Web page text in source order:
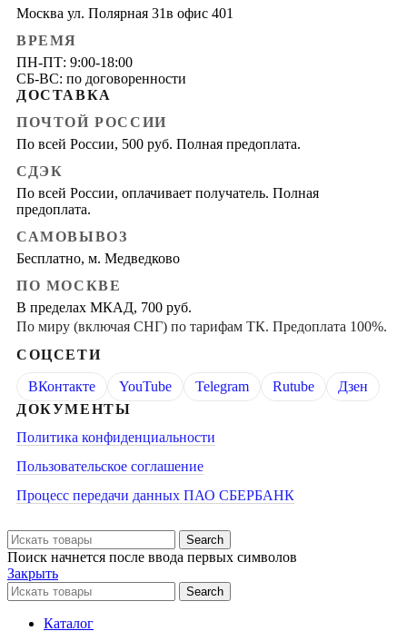
Москва ул. Полярная 31в офис 401
ВРЕМЯ
ПН-ПТ: 9:00-18:00
СБ-ВС: по договоренности
ДОСТАВКА
ПОЧТОЙ РОССИИ
По всей России, 500 руб. Полная предоплата.
СДЭК
По всей России, оплачивает получатель. Полная
предоплата.
САМОВЫВОЗ
Бесплатно, м. Медведково
ПО МОСКВЕ
В пределах МКАД, 700 руб.
По миру (включая СНГ) по тарифам ТК. Предоплата 100%.
СОЦСЕТИ
ВКонтакте YouTube Telegram Rutube
Дзен
ДОКУМЕНТЫ
Политика конфиденциальности
Пользовательское соглашение
Процесс передачи данных ПАО СБЕРБАНК
Search
Поиск начнется после ввода первых символов
Закрыть
Search
Каталог